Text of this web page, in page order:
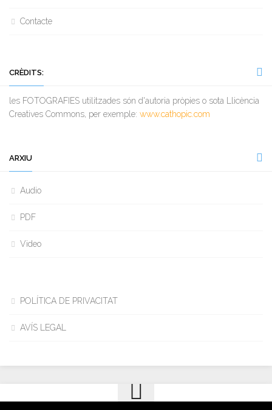
Contacte
CRÈDITS:
les FOTOGRAFIES utilitzades són d'autoria pròpies o sota Llicència
Creatives Commons, per exemple: www.cathopic.com
ARXIU
Audio
PDF
Video
POLÍTICA DE PRIVACITAT
AVÍS LEGAL